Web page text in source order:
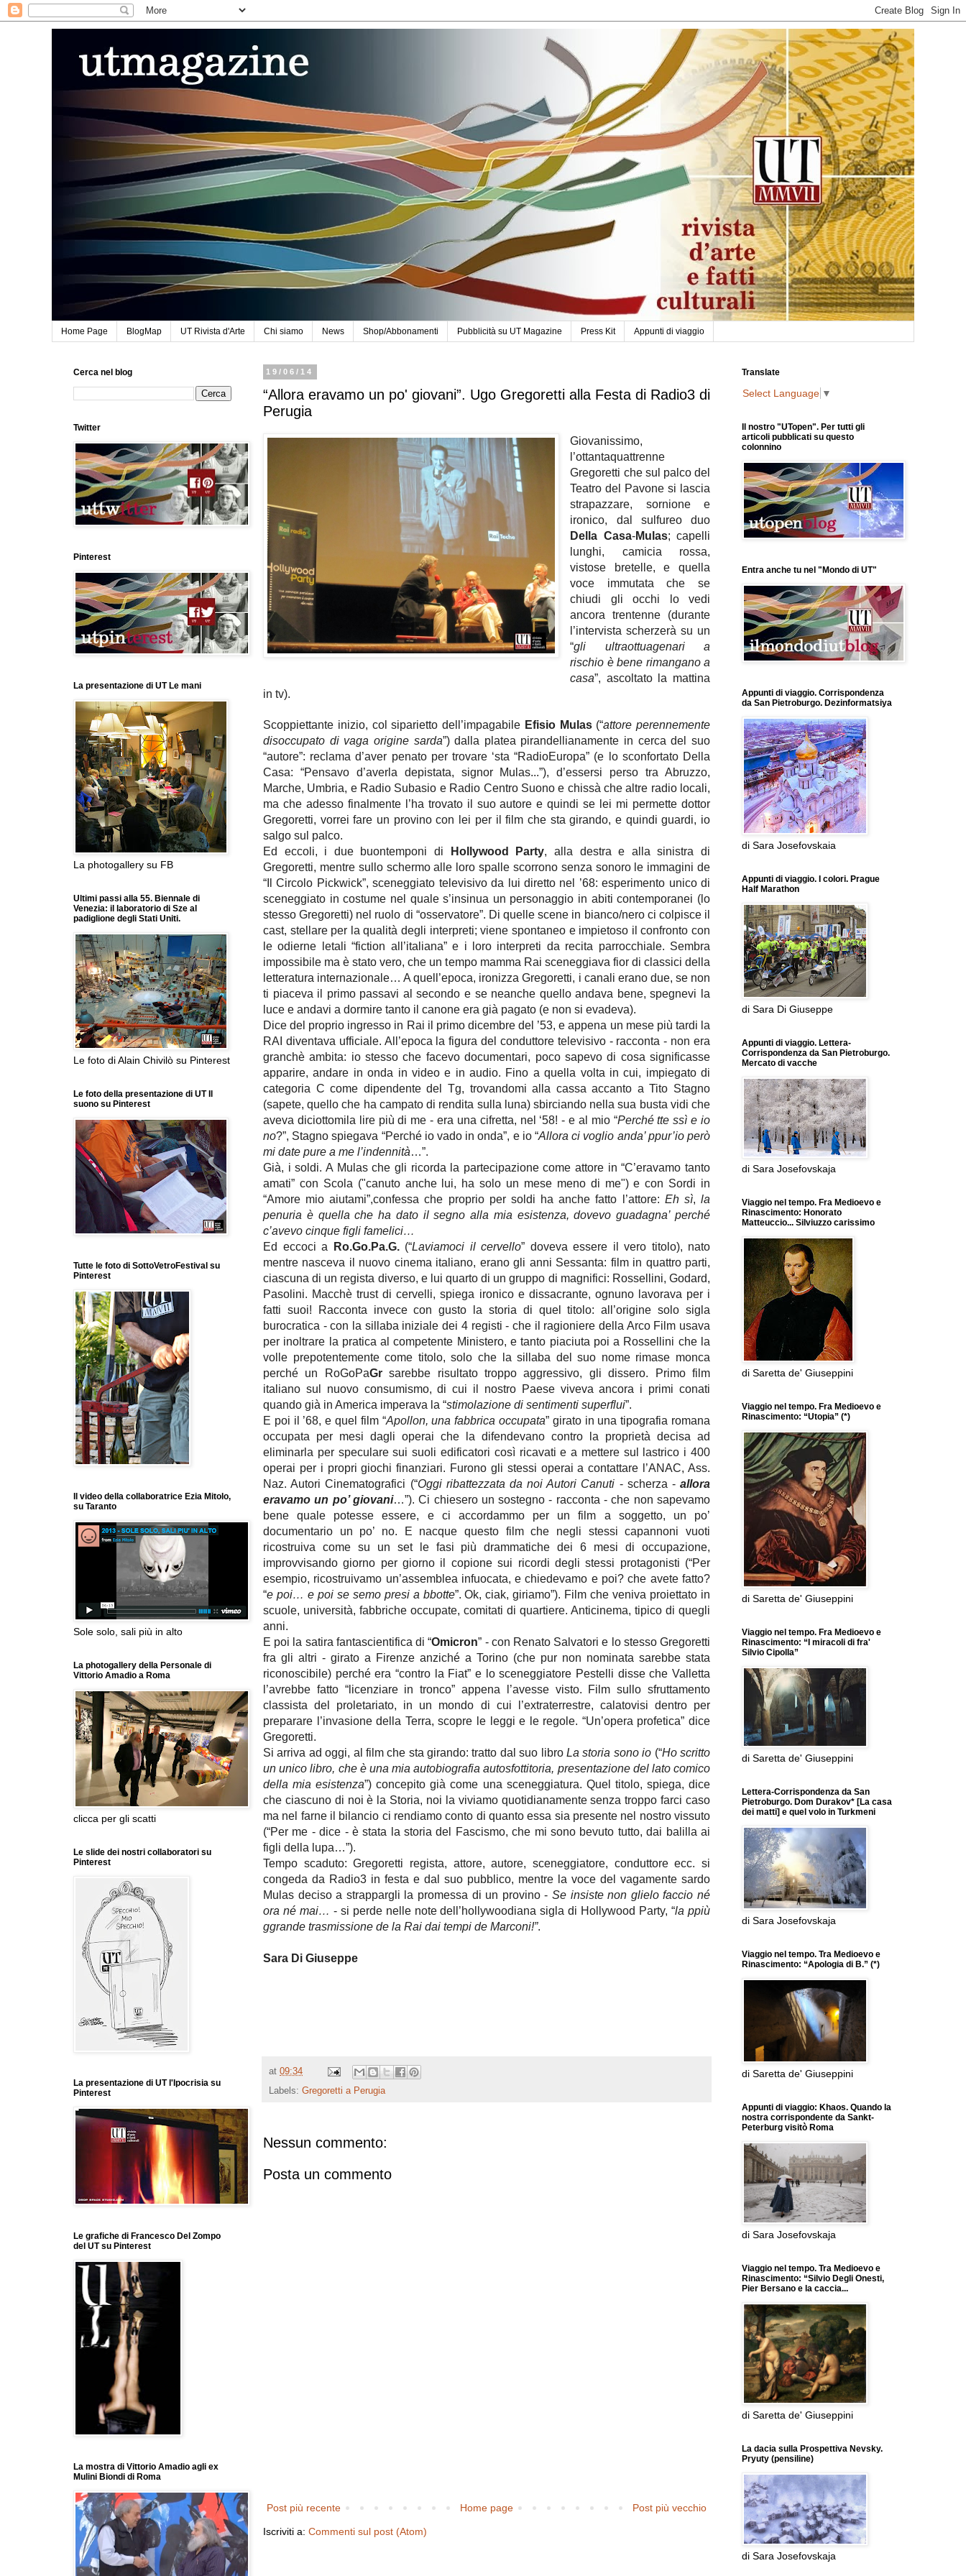
Home Page BlogMap UT Rivista d'Arte Chi siamo News Shop/Abbonamenti Pubblicità su UT Magazine Press Kit Appunti di viaggio
19/06/14
“Allora eravamo un po' giovani”. Ugo Gregoretti alla Festa di Radio3 di
Perugia
Giovanissimo,
l’ottantaquattrenne
Gregoretti che sul palco del
Teatro del Pavone si lascia
strapazzare, sornione e
ironico, dal sulfureo duo
Della Casa-Mulas; capelli
lunghi, camicia rossa,
vistose bretelle, e quella
voce immutata che se
chiudi gli occhi lo vedi
ancora trentenne (durante
l’intervista scherzerà su un
“gli ultraottuagenari a
rischio è bene rimangano a
casa”, ascoltato la mattina
in tv).
Scoppiettante inizio, col siparietto dell’impagabile Efisio Mulas (“attore perennemente
disoccupato di vaga origine sarda”) dalla platea pirandellianamente in cerca del suo
“autore”: reclama d’aver penato per trovare ‘sta “RadioEuropa” (e lo sconfortato Della
Casa: “Pensavo d’averla depistata, signor Mulas...”), d’essersi perso tra Abruzzo,
Marche, Umbria, e Radio Subasio e Radio Centro Suono e chissà che altre radio locali,
ma che adesso finalmente l’ha trovato il suo autore e quindi se lei mi permette dottor
Gregoretti, vorrei fare un provino con lei per il film che sta girando, e quindi guardi, io
salgo sul palco.
Ed eccoli, i due buontemponi di
Hollywood Party, alla destra e alla sinistra di
Gregoretti, mentre sullo schermo alle loro spalle scorrono senza sonoro le immagini de
“Il Circolo Pickwick”, sceneggiato televisivo da lui diretto nel ’68: esperimento unico di
sceneggiato in costume nel quale s’insinua un personaggio in abiti contemporanei (lo
stesso Gregoretti) nel ruolo di “osservatore”. Di quelle scene in bianco/nero ci colpisce il
cast, stellare per la qualità degli interpreti; viene spontaneo e impietoso il confronto con
le odierne letali “fiction all’italiana” e i loro interpreti da recita parrocchiale. Sembra
impossibile ma è stato vero, che un tempo mamma Rai sceneggiava fior di classici della
letteratura internazionale… A quell’epoca, ironizza Gregoretti, i canali erano due, se non
ti piaceva il primo passavi al secondo e se neanche quello andava bene, spegnevi la
luce e andavi a dormire tanto il canone era già pagato (e non si evadeva).
Dice del proprio ingresso in Rai il primo dicembre del ’53, e appena un mese più tardi la
RAI diventava ufficiale. All’epoca la figura del conduttore televisivo - racconta - non era
granchè ambita: io stesso che facevo documentari, poco sapevo di cosa significasse
apparire, andare in onda in video e in audio. Fino a quella volta in cui, impiegato di
categoria C come dipendente del Tg, trovandomi alla cassa accanto a Tito Stagno
(sapete, quello che ha campato di rendita sulla luna) sbirciando nella sua busta vidi che
aveva diciottomila lire più di me - era una cifretta, nel ‘58! - e al mio “Perché tte ssì e io
no?”, Stagno spiegava “Perché io vado in onda”, e io “Allora ci voglio anda’ ppur’io però
mi date pure a me l’indennità…”.
Già, i soldi. A Mulas che gli ricorda la partecipazione come attore in “C’eravamo tanto
amati” con Scola ("canuto anche lui, ha solo un mese meno di me") e con Sordi in
“Amore mio aiutami”,confessa che proprio per soldi ha anche fatto l’attore: Eh sì,la
penuria è quella che ha dato il segno alla mia esistenza, dovevo guadagna’ perché
c’avevo cinque figli famelici…
Ed eccoci a
Ro.Go.Pa.G. (“Laviamoci il cervello” doveva essere il vero titolo), nato
mentre nasceva il nuovo cinema italiano, erano gli anni Sessanta: film in quattro parti,
ciascuna di un regista diverso, e lui quarto di un gruppo di magnifici: Rossellini, Godard,
Pasolini. Macchè trust di cervelli, spiega ironico e dissacrante, ognuno lavorava per i
fatti suoi! Racconta invece con gusto la storia di quel titolo: all’origine solo sigla
burocratica - con la sillaba iniziale dei 4 registi - che il ragioniere della Arco Film usava
per inoltrare la pratica al competente Ministero, e tanto piaciuta poi a Rossellini che la
volle prepotentemente come titolo, solo che la sillaba del suo nome rimase monca
perché un RoGoPaGrsarebbe risultato troppo aggressivo, gli dissero. Primo film
italiano sul nuovo consumismo, di cui il nostro Paese viveva ancora i primi conati
quando già in America imperava la “stimolazione di sentimenti superflui”.
E poi il ’68, e quel film “Apollon, una fabbrica occupata” girato in una tipografia romana
occupata per mesi dagli operai che la difendevano contro la proprietà decisa ad
eliminarla per speculare sui suoli edificatori così ricavati e a mettere sul lastrico i 400
operai per i propri giochi finanziari. Furono gli stessi operai a contattare l’ANAC, Ass.
Naz. Autori Cinematografici (“Oggi ribattezzata da noi Autori Canuti - scherza - allora
eravamo un po’ giovani…”). Ci chiesero un sostegno - racconta - che non sapevamo
bene quale potesse essere, e ci accordammo per un film a soggetto, un po’
documentario un po’ no. E nacque questo film che negli stessi capannoni vuoti
ricostruiva come su un set le fasi più drammatiche dei 6 mesi di occupazione,
improvvisando giorno per giorno il copione sui ricordi degli stessi protagonisti (“Per
esempio, ricostruivamo un’assemblea infuocata, e chiedevamo e poi? che avete fatto?
“e poi… e poi se semo presi a bbotte”. Ok, ciak, giriamo”). Film che veniva proiettato in
scuole, università, fabbriche occupate, comitati di quartiere. Anticinema, tipico di quegli
anni.
E poi la satira fantascientifica di “Omicron” - con Renato Salvatori e lo stesso Gregoretti
fra gli altri - girato a Firenze anziché a Torino (che pur non nominata sarebbe stata
riconoscibile) perché era “contro la Fiat” e lo sceneggiatore Pestelli disse che Valletta
l’avrebbe fatto “licenziare in tronco” appena l’avesse visto. Film sullo sfruttamento
classista del proletariato, in un mondo di cui l’extraterrestre, calatovisi dentro per
preparare l’invasione della Terra, scopre le leggi e le regole. “Un’opera profetica” dice
Gregoretti.
Si arriva ad oggi, al film che sta girando: tratto dal suo libroLa storia sono io (“Ho scritto
un unico libro, che è una mia autobiografia autosfottitoria, presentazione del lato comico
della mia esistenza”) concepito già come una sceneggiatura. Quel titolo, spiega, dice
che ciascuno di noi è la Storia, noi la viviamo quotidianamente senza troppo farci caso
ma nel farne il bilancio ci rendiamo conto di quanto essa sia presente nel nostro vissuto
(“Per me - dice - è stata la storia del Fascismo, che mi sono bevuto tutto, dai balilla ai
figli della lupa…”).
Tempo scaduto: Gregoretti regista, attore, autore, sceneggiatore, conduttore ecc. si
congeda da Radio3 in festa e dal suo pubblico, mentre la voce del vagamente sardo
Mulas deciso a strappargli la promessa di un provino - Se insiste non glielo faccio né
ora né mai… - si perde nelle note dell’hollywoodiana sigla di Hollywood Party, “la ppiù
ggrande trasmissione de la Rai dai tempi de Marconi!”.
Sara Di Giuseppe
at 09:34
Labels: Gregoretti a Perugia
Nessun commento:
Posta un commento
Post più recente Post più vecchio
Home page
Iscriviti a: Commenti sul post (Atom)
Cerca nel blog
Twitter
Pinterest
La presentazione di UT Le mani
La photogallery su FB
Ultimi passi alla 55. Biennale di
Venezia: il laboratorio di Sze al
padiglione degli Stati Uniti.
Le foto di Alain Chivilò su Pinterest
Le foto della presentazione di UT Il
suono su Pinterest
Tutte le foto di SottoVetroFestival su
Pinterest
Il video della collaboratrice Ezia Mitolo,
su Taranto
Sole solo, sali più in alto
La photogallery della Personale di
Vittorio Amadio a Roma
clicca per gli scatti
Le slide dei nostri collaboratori su
Pinterest
La presentazione di UT l'Ipocrisia su
Pinterest
Le grafiche di Francesco Del Zompo
del UT su Pinterest
La mostra di Vittorio Amadio agli ex
Mulini Biondi di Roma
Translate
Select Language ▼
Il nostro "UTopen". Per tutti gli
articoli pubblicati su questo
colonnino
Entra anche tu nel "Mondo di UT"
Appunti di viaggio. Corrispondenza
da San Pietroburgo. Dezinformatsiya
di Sara Josefovskaia
Appunti di viaggio. I colori. Prague
Half Marathon
di Sara Di Giuseppe
Appunti di viaggio. Lettera-
Corrispondenza da San Pietroburgo.
Mercato di vacche
di Sara Josefovskaja
Viaggio nel tempo. Fra Medioevo e
Rinascimento: Honorato
Matteuccio... Silviuzzo carissimo
di Saretta de' Giuseppini
Viaggio nel tempo. Fra Medioevo e
Rinascimento: “Utopia” (*)
di Saretta de' Giuseppini
Viaggio nel tempo. Fra Medioevo e
Rinascimento: “I miracoli di fra'
Silvio Cipolla”
di Saretta de' Giuseppini
Lettera-Corrispondenza da San
Pietroburgo. Dom Durakov* [La casa
dei matti] e quel volo in Turkmeni
di Sara Josefovskaja
Viaggio nel tempo. Tra Medioevo e
Rinascimento: “Apologia di B.” (*)
di Saretta de' Giuseppini
Appunti di viaggio: Khaos. Quando la
nostra corrispondente da Sankt-
Peterburg visitò Roma
di Sara Josefovskaja
Viaggio nel tempo. Tra Medioevo e
Rinascimento: “Silvio Degli Onesti,
Pier Bersano e la caccia...
di Saretta de' Giuseppini
La dacia sulla Prospettiva Nevsky.
Pryuty (pensiline)
di Sara Josefovskaja